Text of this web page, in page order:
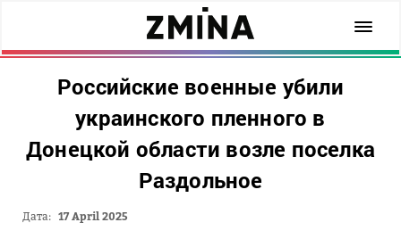
Российские военные убили
украинского пленного в
Донецкой области возле поселка
Раздольное
Дата: 17 April 2025